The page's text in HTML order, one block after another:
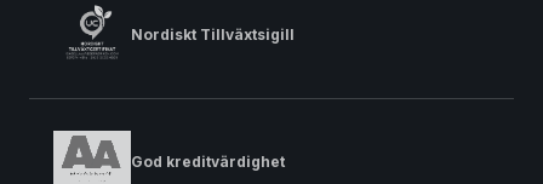
Nordiskt Tillväxtsigill
God kreditvärdighet